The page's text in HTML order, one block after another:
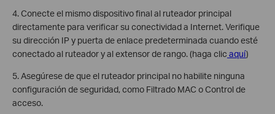
4. Conecte el mismo dispositivo final al ruteador principal
directamente para verificar su conectividad a Internet. Verifique
su dirección IP y puerta de enlace predeterminada cuando esté
conectado al ruteador y al extensor de rango. (haga clic aquí)
5. Asegúrese de que el ruteador principal no habilite ninguna
configuración de seguridad, como Filtrado MAC o Control de
acceso.